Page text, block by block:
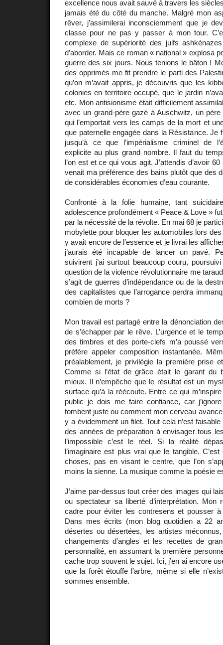
excellence nous avait sauvé à travers les
jamais été du côté du manche. Malgré mon
rêver, j’assimilerai inconsciemment que je
classe pour ne pas y passer à mon tour.
complexe de supériorité des juifs
d’aborder. Mais ce roman « national » explosa
guerre des six jours. Nous tenions le bâton !
des opprimés me fit prendre le parti des
qu’on m’avait appris, je découvris que les
colonies en territoire occupé, que le jardin
etc. Mon antisionisme était difficilement
avec un grand-père gazé à Auschwitz, un
qui l’emportait vers les camps de la mort et
que paternelle engagée dans la Résistance. Je
jusqu’à ce que l’impérialisme criminel de
explicite au plus grand nombre. Il faut du
l’on est et ce qui vous agit. J’attendis d’avoir
venait ma préférence des bains plutôt que des
de considérables économies d’eau courante.
Confronté à la folie humaine, tant
adolescence profondément « Peace & Love »
par la nécessité de la révolte. En mai 68 je
mobylette pour bloquer les automobiles lors
y avait encore de l’essence et je livrai les
j’aurais été incapable de lancer un pavé.
suivirent j’ai surtout beaucoup couru,
question de la violence révolutionnaire me
s’agit de guerres d’indépendance ou de la
des capitalistes que l’arrogance perdra
combien de morts ?
Mon travail est partagé entre la dénonciation
de s’échapper par le rêve. L’urgence et le
des timbres et des porte-clefs m’a poussé
préfère appeler composition instantanée.
préalablement, je privilégie la première prise
Comme si l’état de grâce était le garant du
mieux. Il n’empêche que le résultat est un
surface qu’à la réécoute. Entre ce qui
public je dois me faire confiance, car
tombent juste ou comment mon cerveau avance
y a évidemment un filet. Tout cela n’est
des années de préparation à envisager tous
l’impossible c’est le réel. Si la réalité
l’imaginaire est plus vrai que le tangible.
choses, pas en visant le centre, que l’on
moins la sienne. La musique comme la poésie
J’aime par-dessus tout créer des images qui
ou spectateur sa liberté d’interprétation. Mon
cadre pour éviter les contresens et pousser
Dans mes écrits (mon blog quotidien a 22
désertes ou désertées, les artistes
changements d’angles et les recettes de
personnalité, en assumant la première
cache trop souvent le sujet. Ici, j’en ai encore
que la forêt étouffe l’arbre, même si elle
sommes ensemble.